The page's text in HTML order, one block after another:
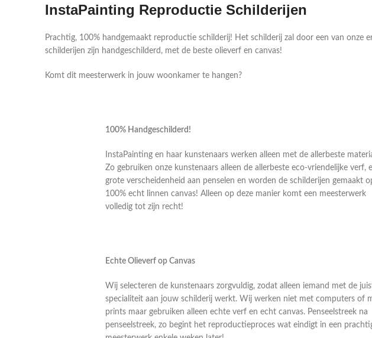
InstaPainting Reproductie Schilderijen
Prachtig, 100% handgemaakt reproductie schilderij! Het schilderij zal door een van
schilderijen zijn handgeschilderd, met de beste olieverf en canvas!
Komt dit meesterwerk in jouw woonkamer te hangen?
100% Handgeschilderd!
InstaPainting en haar kunstenaars werken alleen met de allerbeste
Zo gebruiken onze kunstenaars alleen de allerbeste eco-vriendelijke verf,
grote verscheidenheid aan penselen en worden de schilderijen gemaakt
100% echt linnen canvas! Alleen op deze manier komt een meesterwerk
volledig tot zijn recht!
Echte Olieverf op Canvas
Wij selecteren de kunstenaars zorgvuldig, zodat alleen iemand met de
specialiteit aan jouw schilderij werkt. Wij werken niet met computers of
prints maar gebruiken alleen echte verf en echt canvas. Penseelstreek na
penseelstreek, zo begint het reproductieproces wat eindigt in een